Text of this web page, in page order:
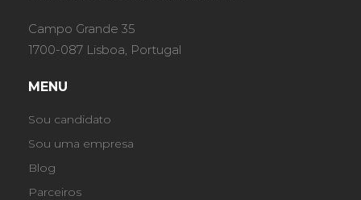
Campo Grande 35
1700-087 Lisboa, Portugal
MENU
Sou candidato
Sou uma empresa
Blog
Parceiros